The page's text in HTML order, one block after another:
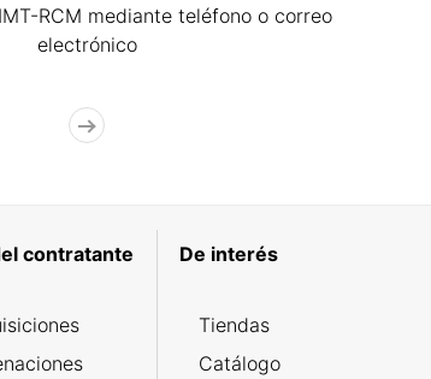
RCM mediante teléfono o correo
electrónico
contratante De interés
Tiendas
Catálogo